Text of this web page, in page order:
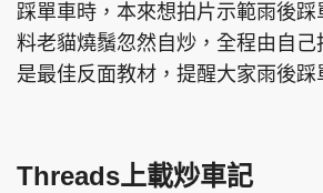
踩單車時，本來想拍片示範雨後踩
料老貓燒鬚忽然自炒，全程由自己
是最佳反面教材，提醒大家雨後踩
Threads上載炒車記